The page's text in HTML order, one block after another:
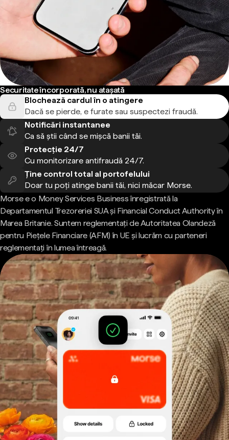
Securitate încorporată, nu atașată
Blochează cardul în o atingere
Dacă se pierde, e furate sau suspectezi fraudă.
Notificări instantanee
Ca să știi când se mișcă banii tăi.
Protecție 24/7
Cu monitorizare antifraudă 24/7.
Ține control total al portofelului
Doar tu poți atinge banii tăi, nici măcar Morse.
Morse e o Money Services Business înregistrată la
Departamentul Trezoreriei SUA și Financial Conduct Authority în
Marea Britanie. Suntem reglementați de Autoritatea Olandeză
pentru Piețele Financiare (AFM) în UE și lucrăm cu parteneri
reglementați în lumea întreagă.